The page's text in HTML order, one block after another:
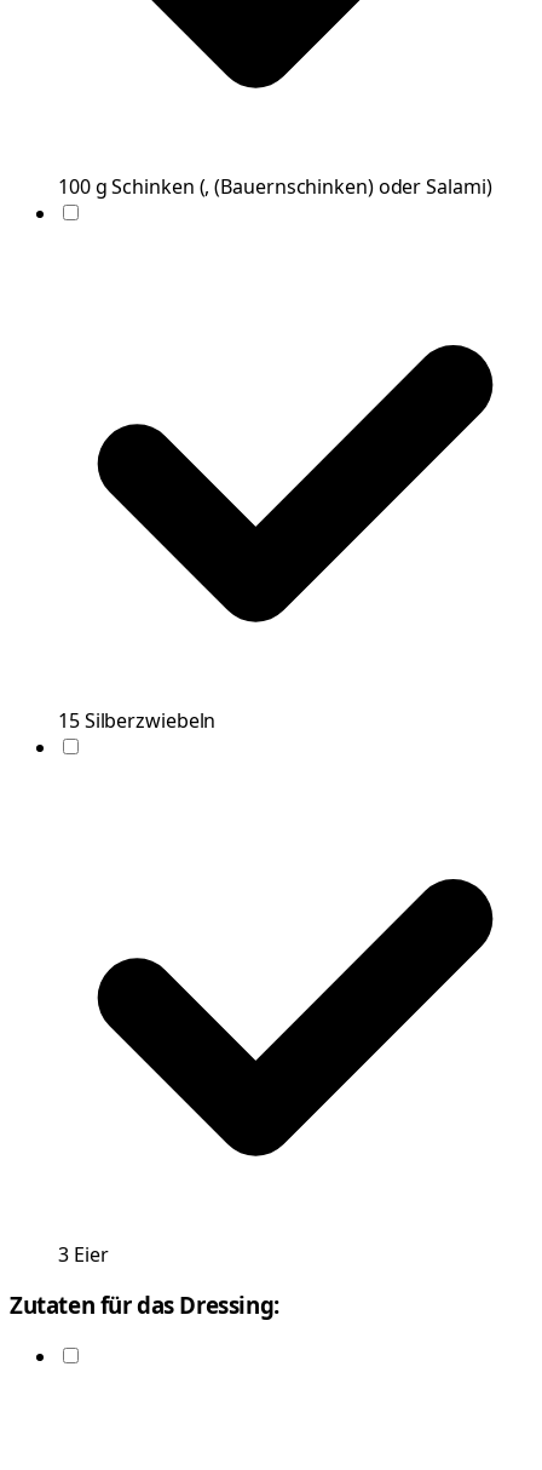
100g Schinken (, (Bauernschinken) oder Salami)
15Silberzwiebeln
3 Eier
Zutaten für das Dressing: